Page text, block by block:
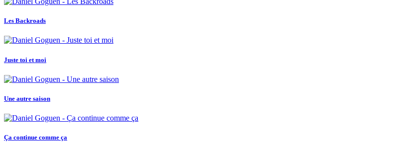
Les Backroads
Juste toi et moi
Une autre saison
Ça continue comme ça